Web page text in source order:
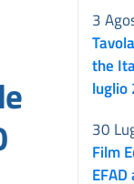
the
luglio
3
Film
30